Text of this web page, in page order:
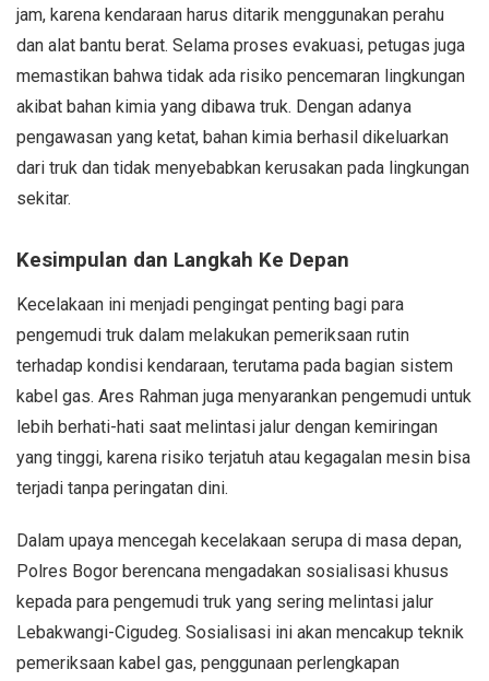
jam, karena kendaraan harus ditarik menggunakan perahu
dan alat bantu berat. Selama proses evakuasi, petugas juga
memastikan bahwa tidak ada risiko pencemaran lingkungan
akibat bahan kimia yang dibawa truk. Dengan adanya
pengawasan yang ketat, bahan kimia berhasil dikeluarkan
dari truk dan tidak menyebabkan kerusakan pada lingkungan
sekitar.
Kesimpulan dan Langkah Ke Depan
Kecelakaan ini menjadi pengingat penting bagi para
pengemudi truk dalam melakukan pemeriksaan rutin
terhadap kondisi kendaraan, terutama pada bagian sistem
kabel gas. Ares Rahman juga menyarankan pengemudi untuk
lebih berhati-hati saat melintasi jalur dengan kemiringan
yang tinggi, karena risiko terjatuh atau kegagalan mesin bisa
terjadi tanpa peringatan dini.
Dalam upaya mencegah kecelakaan serupa di masa depan,
Polres Bogor berencana mengadakan sosialisasi khusus
kepada para pengemudi truk yang sering melintasi jalur
Lebakwangi-Cigudeg. Sosialisasi ini akan mencakup teknik
pemeriksaan kabel gas, penggunaan perlengkapan